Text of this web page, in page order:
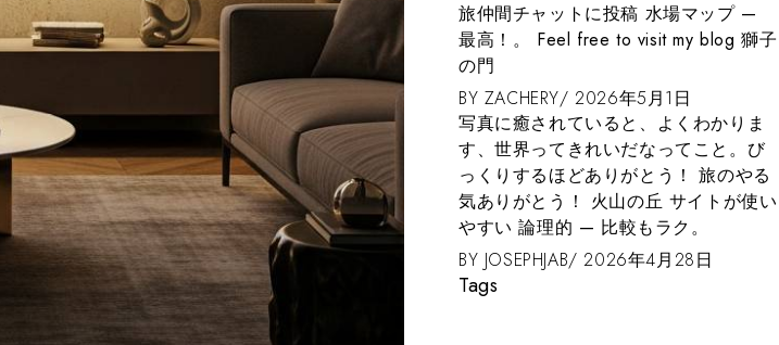
Какой Vpn лучше всего работает на
мобильных устройствах?
2026年5月6日
休暇不要ルート — 事例紹介 すぐ行き
たくなる。 My webpage: 並木の彫像
BY RHYS 2026年5月3日
旅仲間チャットに投稿 水場マップ —
最高！。 Feel free to visit my blog 獅子
の門
BY ZACHERY
2026年5月1日
写真に癒されていると、よくわかりま
す、世界ってきれいだなってこと。び
っくりするほどありがとう！ 旅のやる
気ありがとう！ 火山の丘 サイトが使い
やすい 論理的 — 比較もラク。
BY JOSEPHJAB 2026年4月28日
Tags